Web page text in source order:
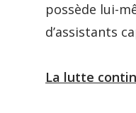
possède lui-
d’assistants
La lutte